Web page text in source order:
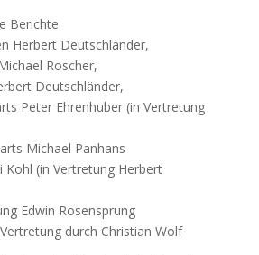
Berichte
Herbert Deutschländer,
Roscher,
Deutschländer,
Peter Ehrenhuber (in Vertretung
Michael Panhans
Kohl (in Vertretung Herbert
Edwin Rosensprung
durch Christian Wolf